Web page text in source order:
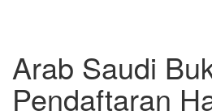
Arab Saudi
Pendaftaran